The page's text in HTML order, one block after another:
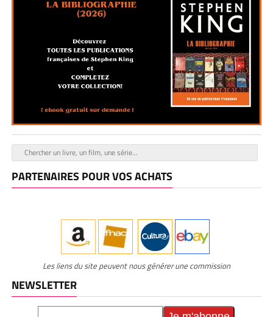
PARTENAIRES POUR VOS ACHATS
Les liens du site peuvent nous générer une commission
NEWSLETTER